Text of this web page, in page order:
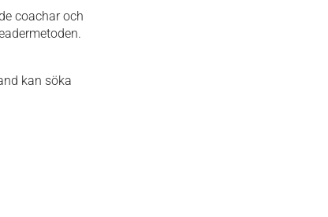
coachar och
kan söka